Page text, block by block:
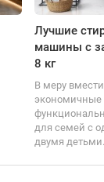
Лучшие
машины с
8 кг
В меру
экономичные
для семей с
двумя детьми.